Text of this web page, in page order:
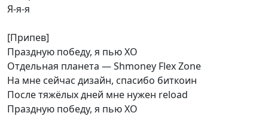
Я-я-я
[Припев]
Праздную победу, я пью XO
Отдельная планета — Shmoney Flex Zone
На мне сейчас дизайн, спасибо биткоин
После тяжёлых дней мне нужен reload
Праздную победу, я пью XO